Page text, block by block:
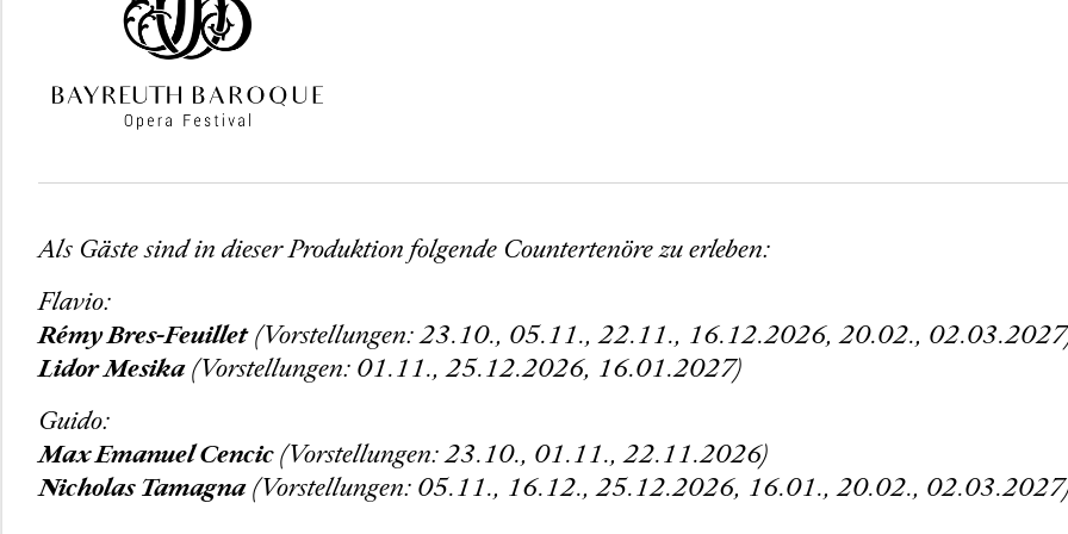
Als Gäste sind in dieser Produktion folgende Countertenöre zu erleben:
Flavio:
Rémy Bres-Feuillet(Vorstellungen: 23.10., 05.11., 22.11., 16.12.2026, 20.02.,
Lidor Mesika(Vorstellungen: 01.11., 25.12.2026, 16.01.2027)
Guido:
Max Emanuel Cencic(Vorstellungen: 23.10., 01.11., 22.11.2026)
Nicholas Tamagna(Vorstellungen: 05.11., 16.12., 25.12.2026, 16.01., 20.02.,